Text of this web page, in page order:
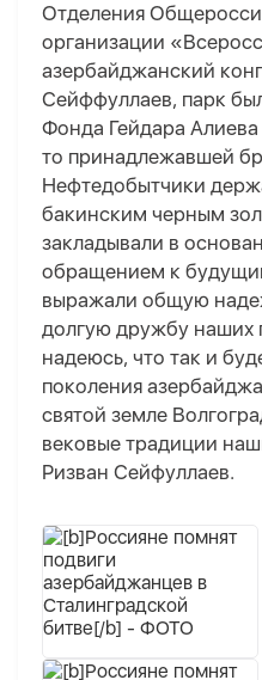
Отделения
организации
азербайджанский
Сейффуллаев, парк
Фонда Гейдара
то принадлежавшей
Нефтедобытчики
бакинским черным
закладывали в
обращением к
выражали общую
долгую дружбу наших
надеюсь, что так и
поколения
святой земле
вековые традиции
Ризван Сейфуллаев.